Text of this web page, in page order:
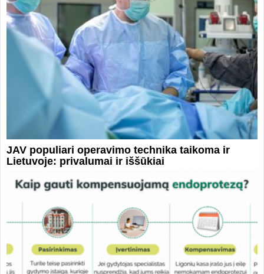
JAV populiari operavimo technika taikoma ir
Lietuvoje: privalumai ir iššūkiai